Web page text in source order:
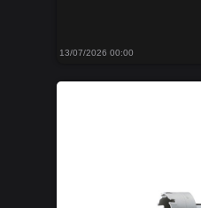
13/07/2026 00:00